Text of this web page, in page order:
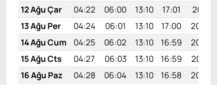
12 Ağu Çar
04:22 06:00 13:10 17:01
20:11
13 Ağu Per
04:24 06:01 13:10 17:00
20:09
14 Ağu Cum
04:25 06:02 13:10 16:59
20:08
15 Ağu Cts
04:27 06:03 13:10 16:59
20:07
16 Ağu Paz
04:28 06:04 13:10 16:58
20:05